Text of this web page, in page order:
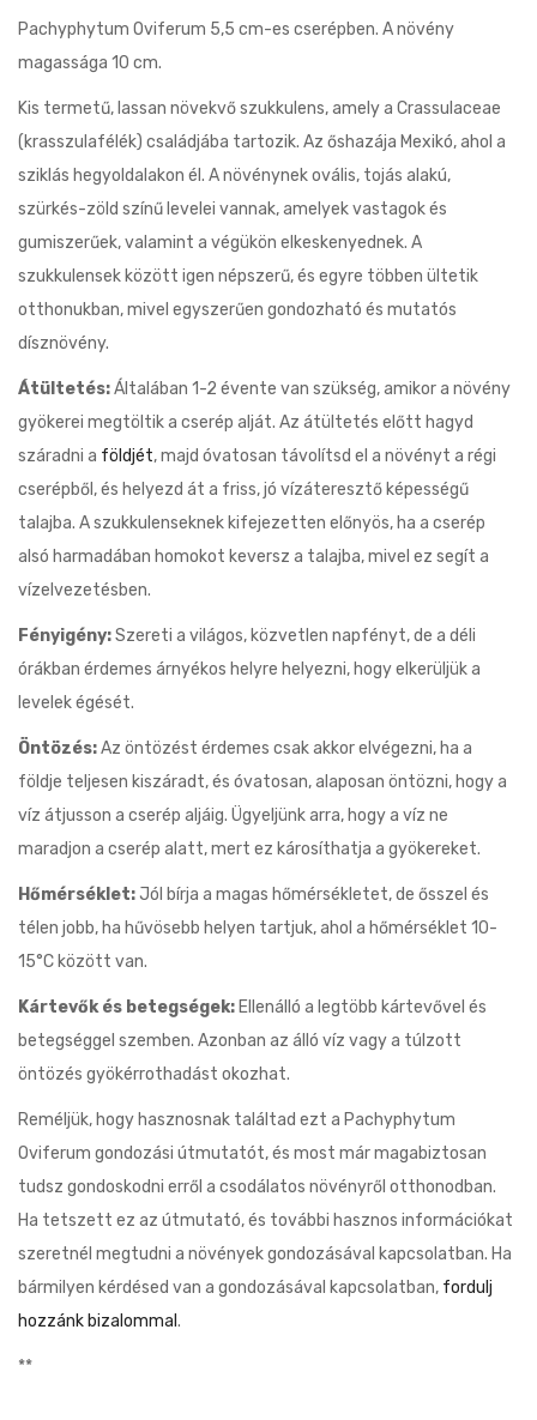
Pachyphytum Oviferum 5,5 cm-es cserépben. A növény
magassága 10 cm.
Kis termetű, lassan növekvő szukkulens, amely a Crassulaceae
(krasszulafélék) családjába tartozik. Az őshazája Mexikó, ahol a
sziklás hegyoldalakon él. A növénynek ovális, tojás alakú,
szürkés-zöld színű levelei vannak, amelyek vastagok és
gumiszerűek, valamint a végükön elkeskenyednek. A
szukkulensek között igen népszerű, és egyre többen ültetik
otthonukban, mivel egyszerűen gondozható és mutatós
dísznövény.
Átültetés:Általában 1-2 évente van szükség, amikor a növény
gyökerei megtöltik a cserép alját. Az átültetés előtt hagyd
száradni a földjét, majd óvatosan távolítsd el a növényt a régi
cserépből, és helyezd át a friss, jó vízáteresztő képességű
talajba. A szukkulenseknek kifejezetten előnyös, ha a cserép
alsó harmadában homokot keversz a talajba, mivel ez segít a
vízelvezetésben.
Fényigény:Szereti a világos, közvetlen napfényt, de a déli
órákban érdemes árnyékos helyre helyezni, hogy elkerüljük a
levelek égését.
Öntözés:Az öntözést érdemes csak akkor elvégezni, ha a
földje teljesen kiszáradt, és óvatosan, alaposan öntözni, hogy a
víz átjusson a cserép aljáig. Ügyeljünk arra, hogy a víz ne
maradjon a cserép alatt, mert ez károsíthatja a gyökereket.
Hőmérséklet:Jól bírja a magas hőmérsékletet, de ősszel és
télen jobb, ha hűvösebb helyen tartjuk, ahol a hőmérséklet 10-
15°C között van.
Kártevők és betegségek: Ellenálló a legtöbb kártevővel és
betegséggel szemben. Azonban az álló víz vagy a túlzott
öntözés gyökérrothadást okozhat.
Reméljük, hogy hasznosnak találtad ezt a Pachyphytum
Oviferum gondozási útmutatót, és most már magabiztosan
tudsz gondoskodni erről a csodálatos növényről otthonodban.
Ha tetszett ez az útmutató, és további hasznos információkat
szeretnél megtudni a növények gondozásával kapcsolatban. Ha
bármilyen kérdésed van a gondozásával kapcsolatban, fordulj
hozzánk bizalommal .
**